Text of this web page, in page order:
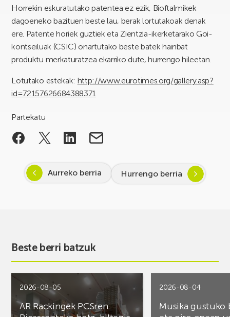
Horrekin eskuratutako patentea ez ezik, Bioftalmikek
dagoeneko bazituen beste lau, berak lortutakoak denak
ere. Patente horiek guztiek eta Zientzia-ikerketarako Goi-
kontseiluak (CSIC) onartutako beste batek hainbat
produktu merkaturatzea ekarriko dute, hurrengo hileetan.
Lotutako estekak: http://www.eurotimes.org/gallery.asp?
id=72157626684388371
Partekatu
Aurreko berria Hurrengo berria
Beste berri batzuk
2026-08-05
AR Rackingek PCSren
2026-08-04
Musika gustuko